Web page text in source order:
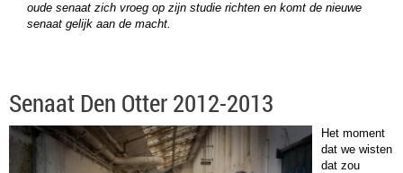
oude senaat zich vroeg op zijn studie richten en komt de nieuwe
senaat gelijk aan de macht.
Senaat Den Otter 2012-2013
Het moment
dat we wisten
dat zou